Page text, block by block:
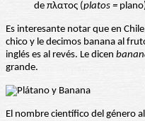
de πλατος (platos =
Es interesante notar que en
chico y le decimos banana al
inglés es al revés. Le dicen
grande.
El nombre científico del género